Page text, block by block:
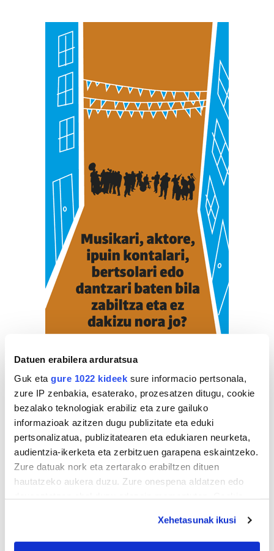
Datuen erabilera arduratsua
Guk eta gure 1022 kideek sure informacio pertsonala,
zure IP zenbakia, esaterako, prozesatzen ditugu, cookie
bezalako teknologiak erabiliz eta zure gailuko
informazioak azitzen dugu publizitate eta eduki
pertsonalizatua, publizitatearen eta edukiaren neurketa,
audientzia-ikerketa eta zerbitzuen garapena eskaintzeko.
Zure datuak nork eta zertarako erabiltzen dituen
hautatzeko aukera duzu. Zure onespena aldatzen edo
If you allow, we would also like to:
Xehetasunak ikusi
ZERBITZU GIDA
Sindikalgintza
LAB SINDIKATUA ORERETA
Errenteria-Orereta